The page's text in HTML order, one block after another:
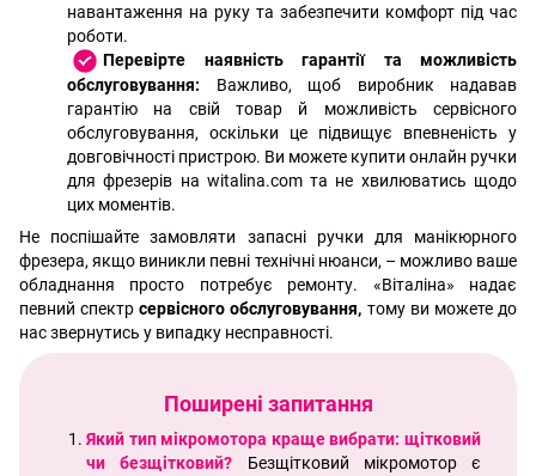
навантаження на руку та забезпечити комфорт під час
роботи.
Перевірте наявність гарантії та можливість
обслуговування: Важливо, щоб виробник надавав
гарантію на свій товар й можливість сервісного
обслуговування, оскільки це підвищує впевненість у
довговічності пристрою. Ви можете купити онлайн ручки
для фрезерів на witalina.com та не хвилюватись щодо
цих моментів.
Не поспішайте замовляти запасні ручки для манікюрного
фрезера, якщо виникли певні технічні нюанси, – можливо ваше
обладнання просто потребує ремонту. «Віталіна» надає
певний спектр сервісного обслуговування, тому ви можете до
нас звернутись у випадку несправності.
Поширені запитання
Який тип мікромотора краще вибрати: щітковий
чи безщітковий? Безщітковий мікромотор є